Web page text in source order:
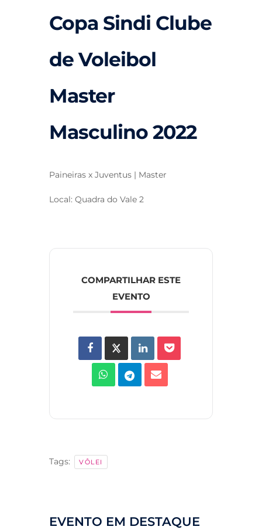
Copa Sindi Clube
de Voleibol
Master
Masculino 2022
Paineiras x Juventus | Master
Local: Quadra do Vale 2
COMPARTILHAR ESTE
EVENTO
Tags: VÔLEI
EVENTO EM DESTAQUE